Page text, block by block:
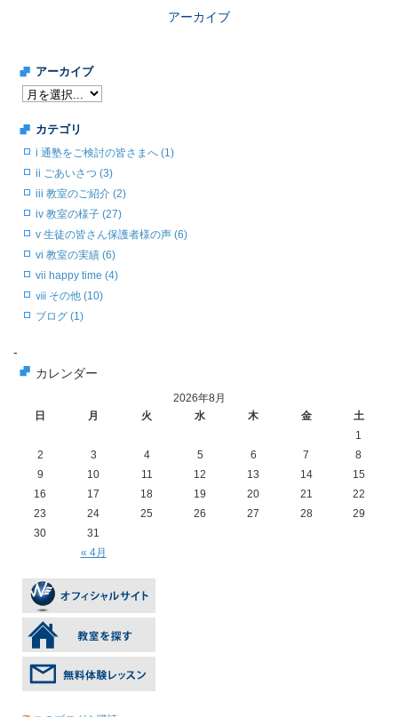
アーカイブ
アーカイブ
カテゴリ
i 通塾をご検討の皆さまへ (1)
ii ごあいさつ (3)
iii 教室のご紹介 (2)
iv 教室の様子 (27)
v 生徒の皆さん保護者様の声 (6)
vi 教室の実績 (6)
vii happy time (4)
ⅷ その他 (10)
ブログ (1)
-
カレンダー
2026年8月
日
月 火 水 木 金 土
« 4月
1
2
3 4 5 6 7
8
9
10 11 12 13 14
15
16
17 18 19 20 21
22
23
24 25 26 27 28
29
30
31